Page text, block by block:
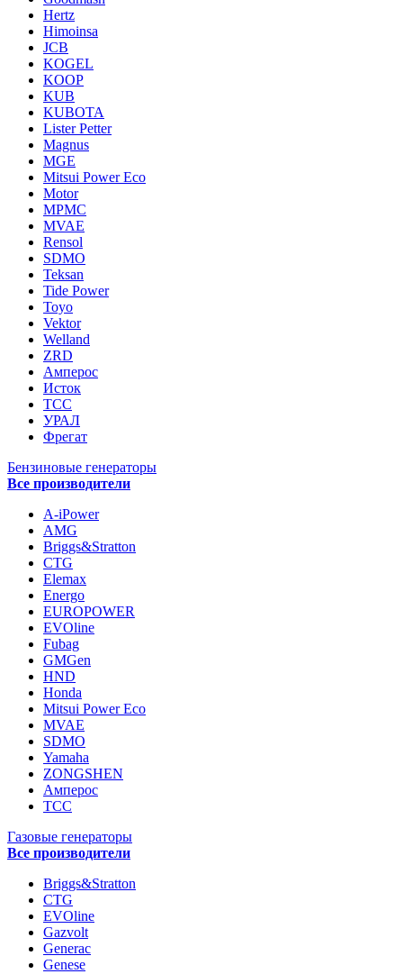
Hertz
Himoinsa
JCB
KOGEL
KOOP
KUB
KUBOTA
Lister Petter
Magnus
MGE
Mitsui Power Eco
Motor
MPMC
MVAE
Rensol
SDMO
Teksan
Tide Power
Toyo
Vektor
Welland
ZRD
Амперос
Исток
ТСС
УРАЛ
Фрегат
Бензиновые генераторы
Все производители
A-iPower
AMG
Briggs&Stratton
CTG
Elemax
Energo
EUROPOWER
EVOline
Fubag
GMGen
HND
Honda
Mitsui Power Eco
MVAE
SDMO
Yamaha
ZONGSHEN
Амперос
ТСС
Газовые генераторы
Все производители
Briggs&Stratton
CTG
EVOline
Gazvolt
Generac
Genese